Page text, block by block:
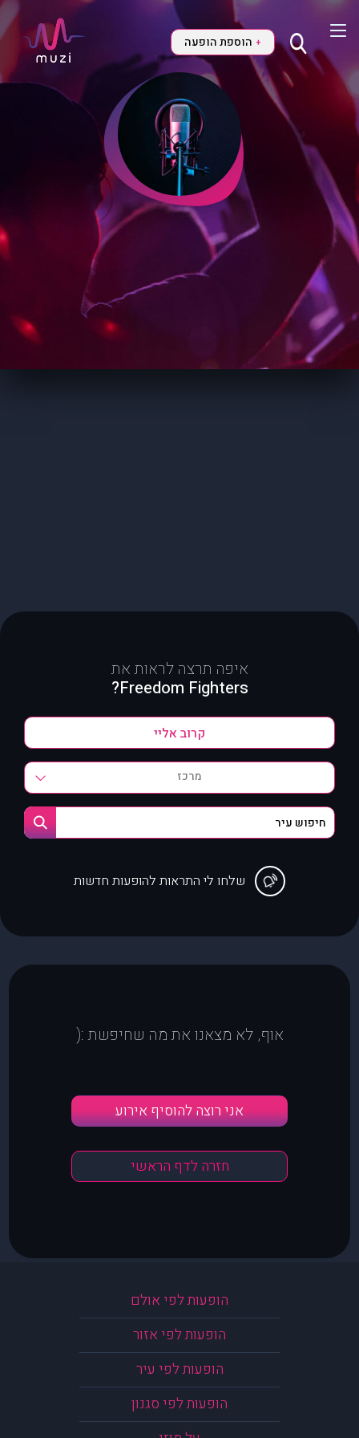
+ הוספת הופעה
איפה תרצה לראות את
Freedom Fighters?
מרכז
שלחו לי התראות להופעות חדשות
אוף, לא מצאנו את מה שחיפשת :(
אני רוצה להוסיף אירוע
חזרה לדף הראשי
הופעות לפי אולם
הופעות לפי אזור
הופעות לפי עיר
הופעות לפי סגנון